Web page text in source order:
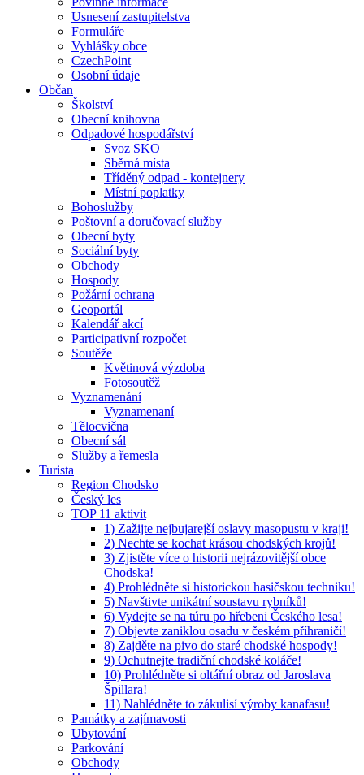
Usnesení zastupitelstva
Formuláře
Vyhlášky obce
CzechPoint
Osobní údaje
Občan
Školství
Obecní knihovna
Odpadové hospodářství
Svoz SKO
Sběrná místa
Tříděný odpad - kontejnery
Místní poplatky
Bohoslužby
Poštovní a doručovací služby
Obecní byty
Sociální byty
Obchody
Hospody
Požární ochrana
Geoportál
Kalendář akcí
Participativní rozpočet
Soutěže
Květinová výzdoba
Fotosoutěž
Vyznamenání
Vyznamenaní
Tělocvična
Obecní sál
Služby a řemesla
Turista
Region Chodsko
Český les
TOP 11 aktivit
1) Zažijte nejbujarejší oslavy masopustu v kraji!
2) Nechte se kochat krásou chodských krojů!
3) Zjistěte více o historii nejrázovitější obce
Chodska!
4) Prohlédněte si historickou hasičskou techniku!
5) Navštivte unikátní soustavu rybníků!
6) Vydejte se na túru po hřebeni Českého lesa!
7) Objevte zaniklou osadu v českém příhraničí!
8) Zajděte na pivo do staré chodské hospody!
9) Ochutnejte tradiční chodské koláče!
10) Prohlédněte si oltářní obraz od Jaroslava
Špillara!
11) Nahlédněte to zákulisí výroby kanafasu!
Památky a zajímavosti
Ubytování
Parkování
Obchody